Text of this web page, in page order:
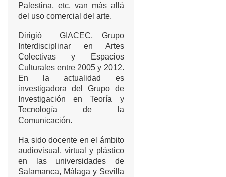
Palestina, etc, van más allá
del uso comercial del arte.
Dirigió GIACEC, Grupo
Interdisciplinar en Artes
Colectivas y Espacios
Culturales entre 2005 y 2012.
En la actualidad es
investigadora del Grupo de
Investigación en Teoría y
Tecnología de la
Comunicación.
Ha sido docente en el ámbito
audiovisual, virtual y plástico
en las universidades de
Salamanca, Málaga y Sevilla